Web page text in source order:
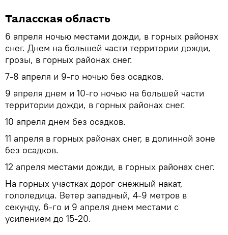
Таласская область
6 апреля ночью местами дожди, в горных районах
снег. Днем на большей части территории дожди,
грозы, в горных районах снег.
7-8 апреля и 9-го ночью без осадков.
9 апреля днем и 10-го ночью на большей части
территории дожди, в горных районах снег.
10 апреля днем без осадков.
11 апреля в горных районах снег, в долинной зоне
без осадков.
12 апреля местами дожди, в горных районах снег.
На горных участках дорог снежный накат,
гололедица. Ветер западный, 4-9 метров в
секунду, 6-го и 9 апреля днем местами с
усилением до 15-20.